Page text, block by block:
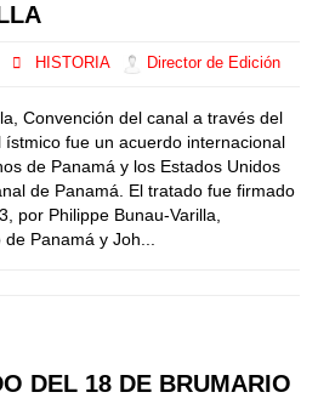
HISTORIA Director de Edición
Convención del canal a través del
fue un acuerdo internacional
de Panamá y los Estados Unidos
de Panamá. El tratado fue firmado
por Philippe Bunau-Varilla,
Panamá y Joh...
DEL 18 DE BRUMARIO